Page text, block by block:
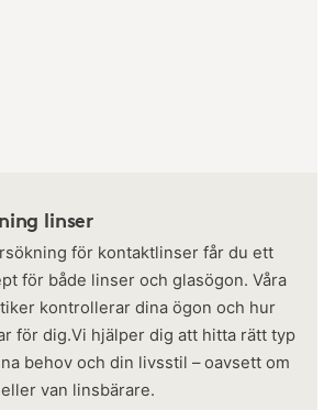
linser
för kontaktlinser får du ett
för både linser och glasögon. Våra
kontrollerar dina ögon och hur
för dig.Vi hjälper dig att hitta rätt typ
behov och din livsstil – oavsett om
van linsbärare.